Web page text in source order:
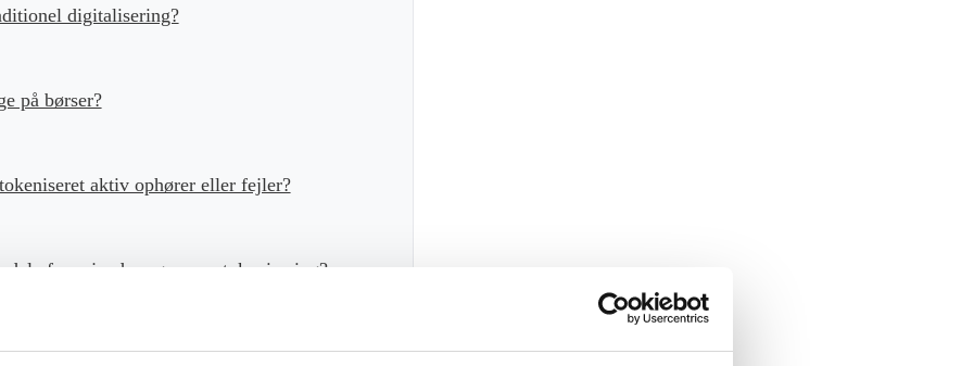
digitalisering?
på børser?
aktiv ophører eller fejler?
af en ejendom gennem tokenisering?